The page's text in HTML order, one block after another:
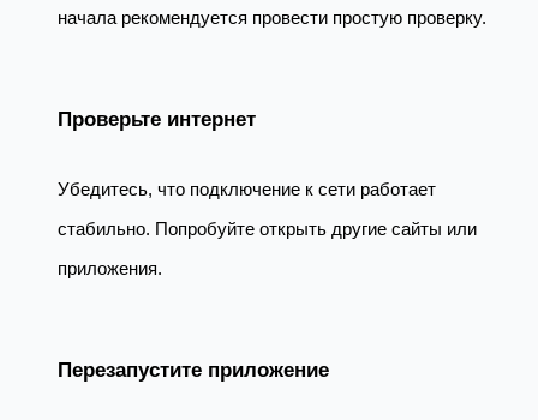
начала рекомендуется провести простую проверку.
Проверьте интернет
Убедитесь, что подключение к сети работает
стабильно. Попробуйте открыть другие сайты или
приложения.
Перезапустите приложение